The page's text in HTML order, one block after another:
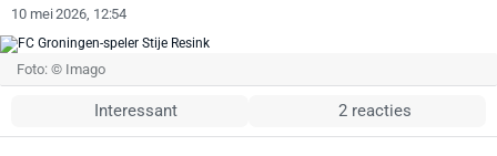
10 mei 2026, 12:54
Foto: © Imago
Interessant 2 reacties